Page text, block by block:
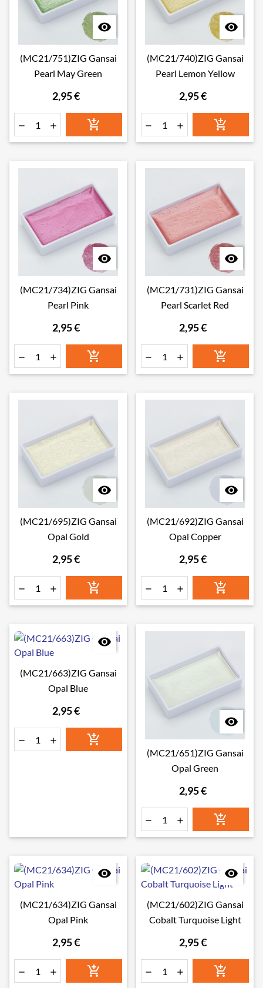

(MC21/751)ZIG Gansai
Pearl May Green
2,95 €
  

(MC21/740)ZIG Gansai
Pearl Lemon Yellow
2,95 €
  

(MC21/734)ZIG Gansai
Pearl Pink
2,95 €
  

(MC21/731)ZIG Gansai
Pearl Scarlet Red
2,95 €
  

(MC21/695)ZIG Gansai
Opal Gold
2,95 €
  

(MC21/692)ZIG Gansai
Opal Copper
2,95 €
  

(MC21/663)ZIG Gansai
Opal Blue
2,95 €
  

(MC21/651)ZIG Gansai
Opal Green
2,95 €
  

(MC21/634)ZIG Gansai
Opal Pink
2,95 €
  

(MC21/602)ZIG Gansai
Cobalt Turquoise Light
2,95 €
  